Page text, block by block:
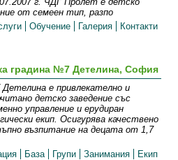
от семеен тип, разпо
Обучение Галерия Контакти
градина №7 Детелина, София
е привлекателно и
детско заведение със
управление и ерудиран
екип. Осигурява качествено
възпитание на децата от 1,7
База Групи Занимания Екип